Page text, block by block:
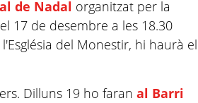
de Nadal organitzat per la
17 de desembre a les 18.30
del Monestir, hi haurà el
Dilluns 19 ho faranal Barri